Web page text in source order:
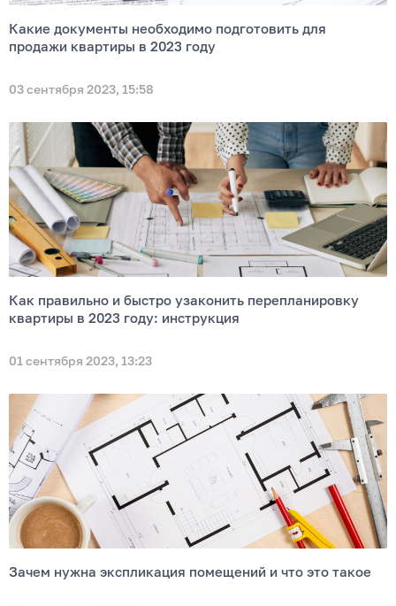
Какие документы необходимо подготовить для
продажи квартиры в 2023 году
03 сентября 2023, 15:58
Как правильно и быстро узаконить перепланировку
квартиры в 2023 году: инструкция
01 сентября 2023, 13:23
Зачем нужна экспликация помещений и что это такое